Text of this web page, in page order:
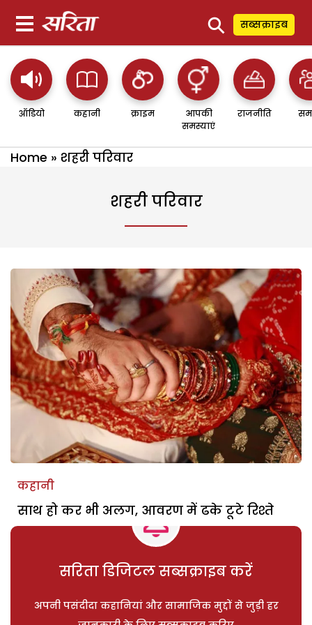
⚲ सब्सक्राइब
ऑडियो कहानी क्राइम
आपकी
समस्याएं
राजनीति
Home » शहरी परिवार
शहरी परिवार
कहानी
साथ हो कर भी अलग, आवरण में ढके टूटे रिश्ते
सरिता डिजिटल सब्सक्राइब करें
अपनी पसंदीदा कहानियां और सामाजिक मुद्दों से जुड़ी हर